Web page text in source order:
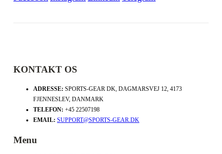
KONTAKT OS
ADRESSE: SPORTS-GEAR DK, DAGMARSVEJ 12, 4173
FJENNESLEV, DANMARK
TELEFON: +45 22507198
EMAIL: SUPPORT@SPORTS-GEAR.DK
Menu